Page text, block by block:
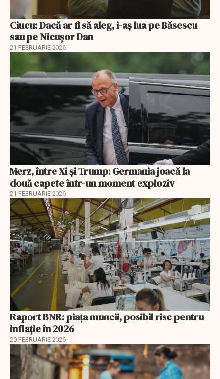
Ciucu: Dacă ar fi să aleg, i-aș lua pe Băsescu
sau pe Nicușor Dan
21 FEBRUARIE 2026
Merz, între Xi și Trump: Germania joacă la
două capete într-un moment exploziv
21 FEBRUARIE 2026
Raport BNR: piața muncii, posibil risc pentru
inflație în 2026
20 FEBRUARIE 2026